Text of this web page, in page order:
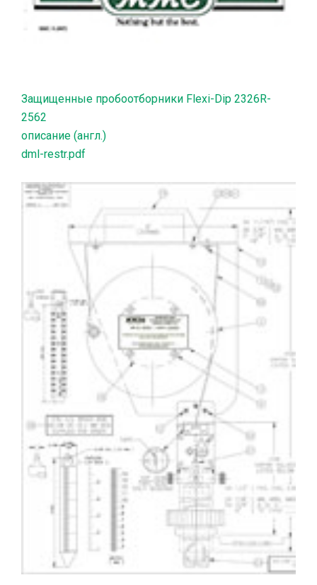
Защищенные пробоотборники Flexi-Dip 2326R-
2562
описание (англ.)
dml-restr.pdf